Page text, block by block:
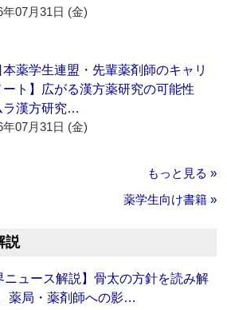
年07月31日 (金)
本薬学生連盟・先輩薬剤師のキャリ
ート】広がる漢方薬研究の可能性
ラ漢方研究…
年07月31日 (金)
もっと見る »
薬学生向け書籍 »
説
ニュース解説】骨太の方針を読み解
薬局・薬剤師への影…